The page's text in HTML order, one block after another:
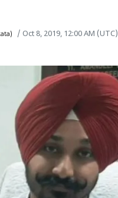
/ Oct 8, 2019, 12:00 AM (UTC)